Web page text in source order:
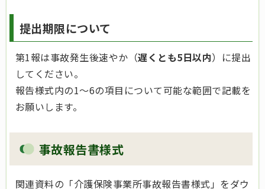
提出期限について
第1報は事故発生後速やか（遅くとも5日以内）に提出
してください。
報告様式内の1～6の項目について可能な範囲で記載を
お願いします。
事故報告書様式
関連資料の「介護保険事業所事故報告書様式」をダウ